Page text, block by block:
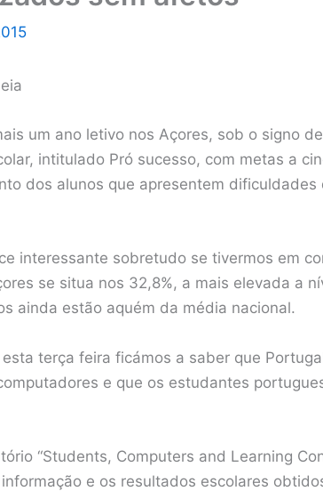
um ano letivo nos Açores, sob o signo
intitulado Pró sucesso, com metas a
dos alunos que apresentem
interessante sobretudo se tivermos em
se situa nos 32,8%, a mais elevada a
ainda estão aquém da média nacional.
terça feira ficámos a saber que
e que os estudantes
“Students, Computers and Learning
e os resultados escolares